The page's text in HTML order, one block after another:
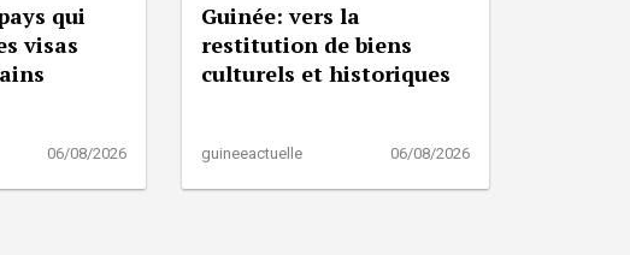
qui
visas
06/08/2026
Guinée: vers la
restitution de biens
culturels et historiques
guineeactuelle 06/08/2026